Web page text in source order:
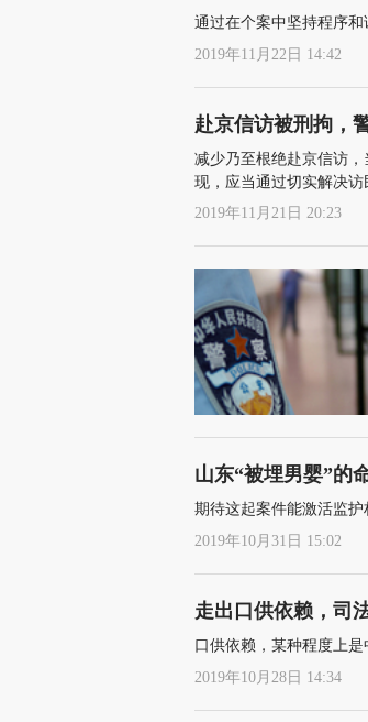
通过在个案中坚持程序
2019年11月22日 14:42
赴京信访被刑拘，
减少乃至根绝赴京信访
现，应当通过切实解决
2019年11月21日 20:23
山东“被埋男婴”的
期待这起案件能激活监
2019年10月31日 15:02
走出口供依赖，司
口供依赖，某种程度上
2019年10月28日 14:34